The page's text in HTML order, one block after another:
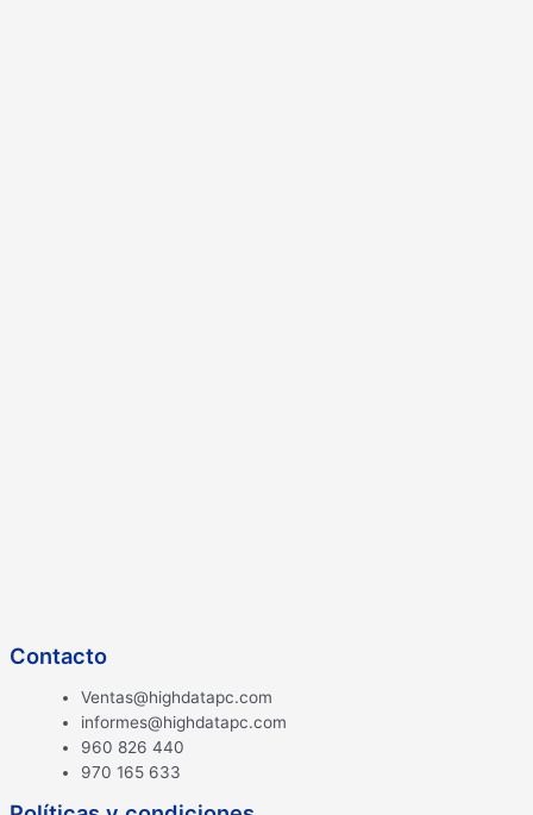
Contacto
Ventas@highdatapc.com
informes@highdatapc.com
960 826 440
970 165 633